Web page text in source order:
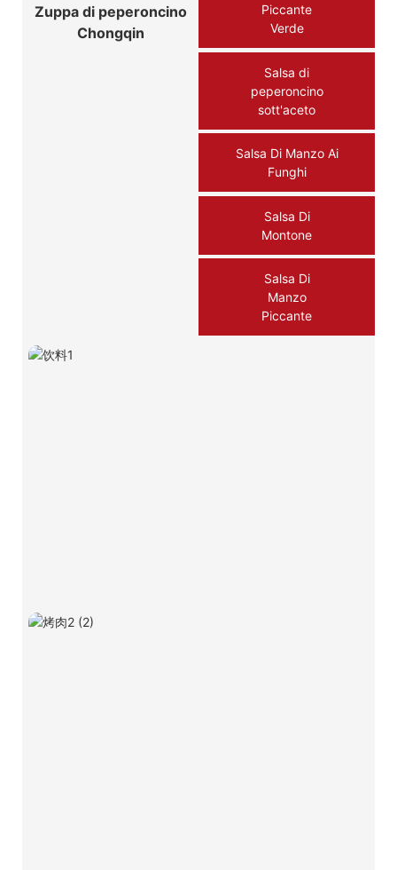
Zuppa di peperoncino
Chongqin
Piccante
Verde
Salsa di
peperoncino
sott'aceto
Salsa Di Manzo Ai
Funghi
Salsa Di
Montone
Salsa Di
Manzo
Piccante